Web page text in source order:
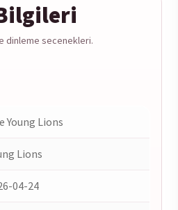
dinleme secenekleri.
Young Lions
Lions
04-24